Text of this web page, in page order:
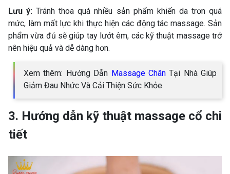
Lưu ý: Tránh thoa quá nhiều sản phẩm khiến da trơn quá
mức, làm mất lực khi thực hiện các động tác massage. Sản
phẩm vừa đủ sẽ giúp tay lướt êm, các kỹ thuật massage trở
nên hiệu quả và dễ dàng hơn.
Xem thêm: Hướng Dẫn Massage ChânTại Nhà Giúp
Giảm Đau Nhức Và Cải Thiện Sức Khỏe
3. Hướng dẫn kỹ thuật massage cổ chi
tiết